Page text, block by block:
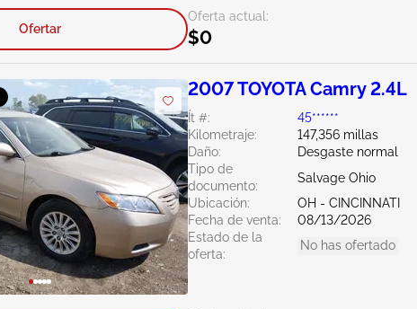
Oferta actual:
$0
Ofertar
2007 TOYOTA Camry 2.4L
Ít #:
45******
Kilometraje:
147,356 millas
Daño:
Desgaste normal
Tipo de
documento:
Salvage Ohio
Ubicación:
OH - CINCINNATI
Fecha de venta:
08/13/2026
Estado de la
oferta:
No has ofertado